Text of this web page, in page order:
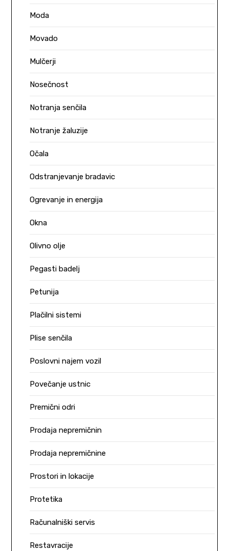
Moda
Movado
Mulčerji
Nosečnost
Notranja senčila
Notranje žaluzije
Očala
Odstranjevanje bradavic
Ogrevanje in energija
Okna
Olivno olje
Pegasti badelj
Petunija
Plačilni sistemi
Plise senčila
Poslovni najem vozil
Povečanje ustnic
Premični odri
Prodaja nepremičnin
Prodaja nepremičnine
Prostori in lokacije
Protetika
Računalniški servis
Restavracije